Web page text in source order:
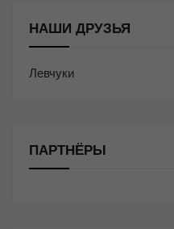
НАШИ ДРУЗЬЯ
Левчуки
ПАРТНЁРЫ